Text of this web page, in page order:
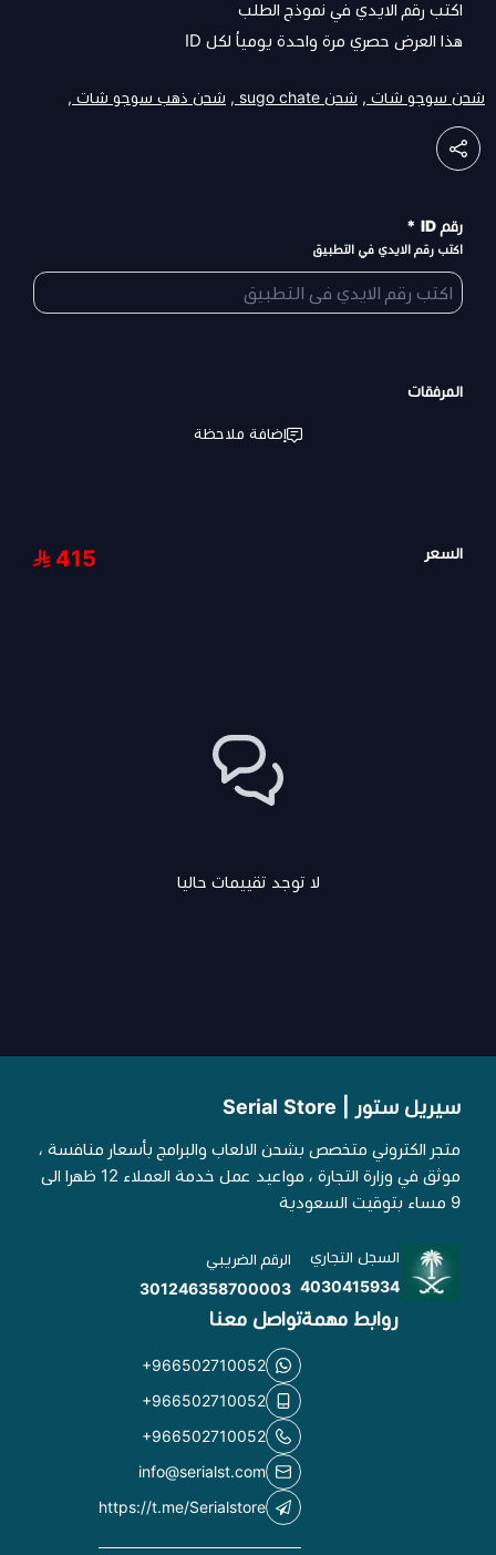
اكتب رقم الايدي في نموذج الطلب
هذا العرض حصري مرة واحدة يومياُ لكل ID
شحن سوجو شات , شحن sugo chate , شحن ذهب سوجو شات ,
رقم ID *
اكتب رقم الايدي في التطبيق
المرفقات
إضافة ملاحظة
السعر 415
لا توجد تقييمات حاليا
سيريل ستور | Serial Store
متجر الكتروني متخصص بشحن الالعاب والبرامج بأسعار منافسة ،
موثق في وزارة التجارة ، مواعيد عمل خدمة العملاء 12 ظهرا الى
9 مساء بتوقيت السعودية
السجل التجاري
4030415934
الرقم الضريبي
301246358700003
روابط مهمةتواصل معنا
+966502710052
+966502710052
+966502710052
info@serialst.com
https://t.me/Serialstore